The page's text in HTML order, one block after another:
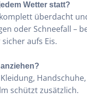
Wetter statt?
überdacht
oder Schneefall –
aufs Eis.
schützt zusätzlich.